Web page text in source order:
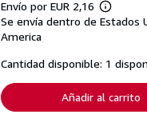
Envío por EUR 2,16
Más
tarifas
de
envío
Se envía dentro de Estados
America
Cantidad disponible: 1
Añadir al carrito